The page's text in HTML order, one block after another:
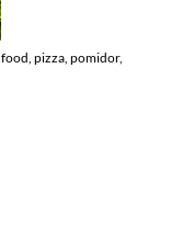
pizza, pomidor,